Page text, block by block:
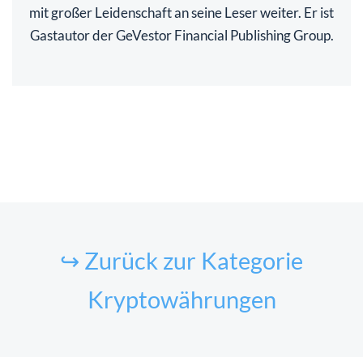
mit großer Leidenschaft an seine Leser weiter. Er ist
Gastautor der GeVestor Financial Publishing Group.
↪ Zurück zur Kategorie
Kryptowährungen